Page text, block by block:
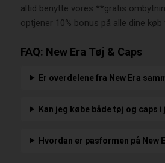
altid benytte vores **gratis
optjener 10% bonus på alle dine køb
FAQ: New Era Tøj & Caps
Er overdelene fra New Era
Kan jeg købe både tøj og caps
Hvordan er pasformen på New